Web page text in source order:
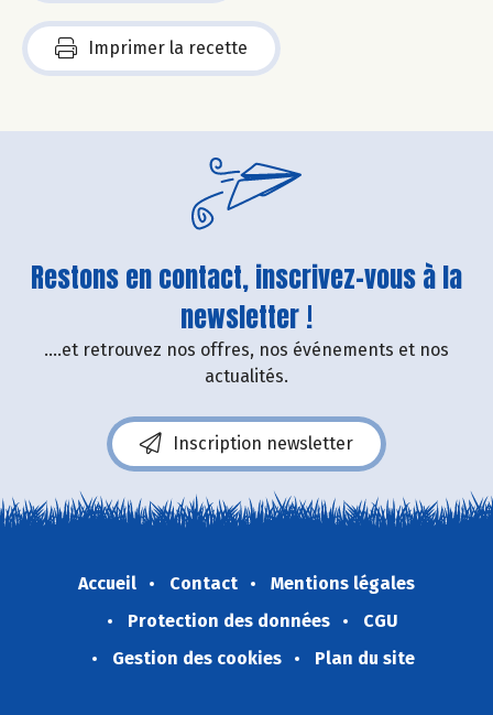
Imprimer la recette
Restons en contact, inscrivez-vous à la
newsletter !
....et retrouvez nos offres, nos événements et nos
actualités.
Inscription newsletter
Accueil Contact
Mentions légales
Protection des données
CGU
Gestion des cookies
Plan du site